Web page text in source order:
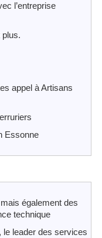
l’entreprise
plus.
appel à Artisans
Essonne
également des
technique
leader des services